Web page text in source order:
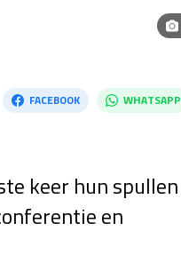
FACEBOOK WHATSAPP
keer hun
en